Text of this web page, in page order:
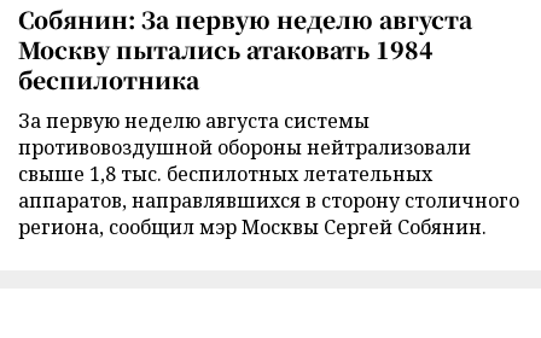
Собянин: За первую неделю августа
Москву пытались атаковать 1984
беспилотника
За первую неделю августа системы
противовоздушной обороны нейтрализовали
свыше 1,8 тыс. беспилотных летательных
аппаратов, направлявшихся в сторону столичного
региона, сообщил мэр Москвы Сергей Собянин.